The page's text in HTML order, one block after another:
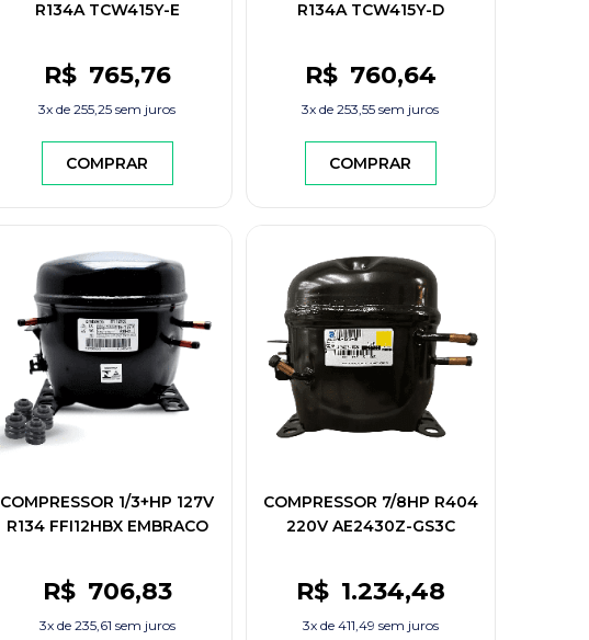
R134A TCW415Y-E
R$ 765,76
3x de 255,25 sem juros
COMPRAR
R134A TCW415Y-D
R$ 760,64
3x de 253,55 sem juros
COMPRAR
COMPRESSOR 1/3+HP 127V
R134 FFI12HBX EMBRACO
R$ 706,83
3x de 235,61 sem juros
COMPRESSOR 7/8HP R404
220V AE2430Z-GS3C
R$ 1.234,48
3x de 411,49 sem juros